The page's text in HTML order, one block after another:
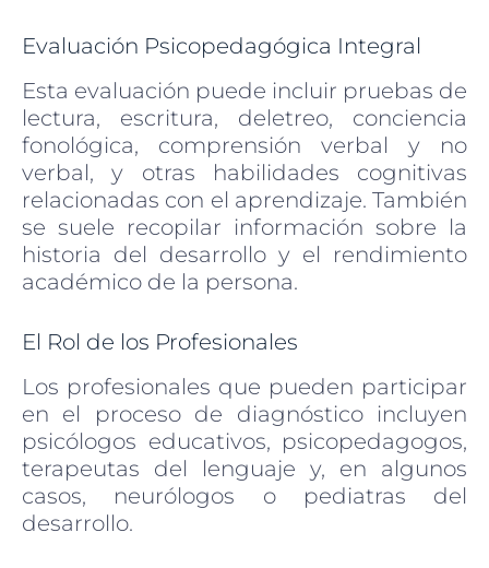
Evaluación Psicopedagógica Integral
Esta evaluación puede incluir pruebas de
lectura, escritura, deletreo, conciencia
fonológica, comprensión verbal y no
verbal, y otras habilidades cognitivas
relacionadas con el aprendizaje. También
se suele recopilar información sobre la
historia del desarrollo y el rendimiento
académico de la persona.
El Rol de los Profesionales
Los profesionales que pueden participar
en el proceso de diagnóstico incluyen
psicólogos educativos, psicopedagogos,
terapeutas del lenguaje y, en algunos
casos, neurólogos o pediatras del
desarrollo.